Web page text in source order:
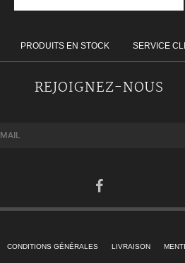
PRODUITS EN STOCK SERVICE
REJOIGNEZ-NOUS
CONDITIONS GÉNÉRALES LIVRAISON